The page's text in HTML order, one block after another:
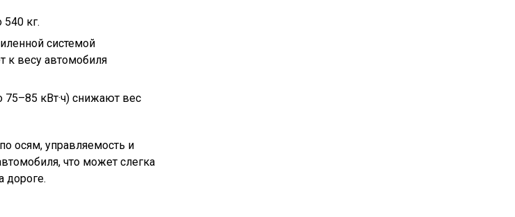
540 кг.
системой
к весу автомобиля
кВт·ч) снижают вес
осям, управляемость и
что может слегка
дороге.